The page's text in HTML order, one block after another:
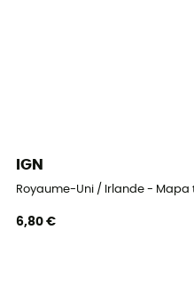
IGN
Royaume-Uni / Irlande - Mapa
6,80 €